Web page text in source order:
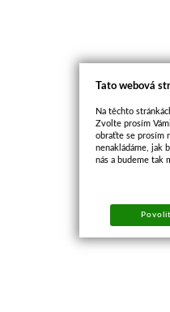
Tato webová
Na těchto
Zvolte prosím
obraťte se prosím
nenakládáme, jak
nás a budeme tak